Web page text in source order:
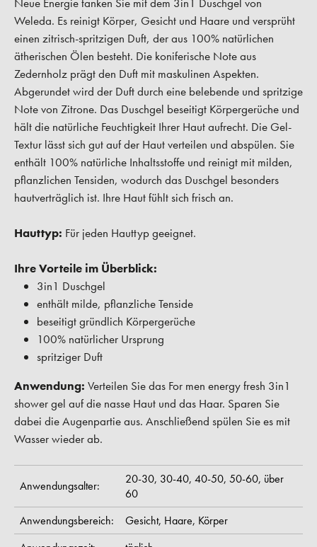
Weleda. Es reinigt Körper, Gesicht und Haare und versprüht
einen zitrisch-spritzigen Duft, der aus 100% natürlichen
ätherischen Ölen besteht. Die koniferische Note aus
Zedernholz prägt den Duft mit maskulinen Aspekten.
Abgerundet wird der Duft durch eine belebende und spritzige
Note von Zitrone. Das Duschgel beseitigt Körpergerüche und
hält die natürliche Feuchtigkeit Ihrer Haut aufrecht. Die Gel-
Textur lässt sich gut auf der Haut verteilen und abspülen. Sie
enthält 100% natürliche Inhaltsstoffe und reinigt mit milden,
pflanzlichen Tensiden, wodurch das Duschgel besonders
hautverträglich ist. Ihre Haut fühlt sich frisch an.
Hauttyp: Für jeden Hauttyp geeignet.
Ihre Vorteile im Überblick:
3in1 Duschgel
enthält milde, pflanzliche Tenside
beseitigt gründlich Körpergerüche
100% natürlicher Ursprung
spritziger Duft
Anwendung: Verteilen Sie das For men energy fresh 3in1
shower gel auf die nasse Haut und das Haar. Sparen Sie
dabei die Augenpartie aus. Anschließend spülen Sie es mit
Wasser wieder ab.
Anwendungsalter: 20-30, 30-40, 40-50, 50-60, über
60
Anwendungsbereich:
Gesicht, Haare, Körper